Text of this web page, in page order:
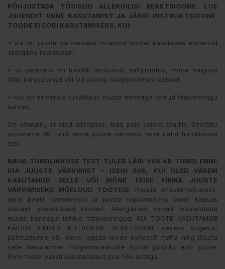
PÕHJUSTADA TÕSISEID ALLERGILISI REAKTSIOONE. LOE
JUHENDIT ENNE KASUTAMIST JA JÄRGI INSTRUKTSIOONE.
TOODE EI SOBI KASUTAMISEKS, KUI:
• sul on juuste värvimiseks mõeldud toodet kasutades esinenud
allergiline reaktsioon.
• su peanahk on tundlik, ärritunud, kahjustatud, mõne haiguse
tõttu kahjustunud või sul esineb näopiirkonnas lööbeid.
• kui on esinenud tundlikkus musta hennaga tehtud tätoveeringu
suhtes.
On võimalik, et oled allergiline, kuid pole sellest teadlik. Seetõttu
soovitame 48 tundi enne juuste värvimist teha naha tundlikkuse
test.
NAHA TUNDLIKKUSE TEST TULEB LÄBI VIIA 48 TUNDI ENNE
IGA JUUSTE VÄRVIMIST – ISEGI SIIS, KUI OLED VAREM
KASUTANUD SELLE VÕI MÕNE TEISE FIRMA JUUSTE
VÄRVIMISEKS MÕELDUD TOOTEID. Kasuta ettevalmistusteks,
värvi peale kandmiseks ja juuste loputamiseks pakis kaasas
olevaid ühekordseid kindaid. Allergiariski võivad suurendada
musta hennaga tehtud tätoveeringud. KUI TOOTE KASUTAMISE
KÄIGUS ILMNEB ALLERGILINE REAKTSIOON, näiteks sügelus,
põletustunne või lööve, loputa toode koheselt maha ning lõpeta
selle kasutamine. Hingamisraskuste korral pöördu arsti poole.
Enne toote uuesti kasutamisest pea nõu arstiga.